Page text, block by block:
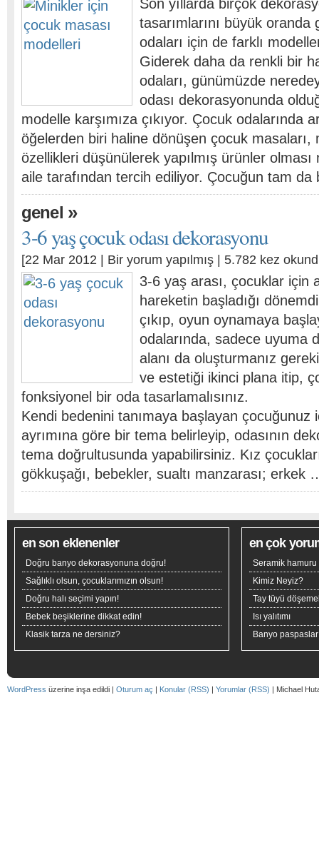
Son yıllarda birçok
tasarımlarını büyük
odaları için de farklı
Giderek daha da renkli bir
odaları, günümüzde
odası dekorasyonunda
modelle karşımıza çıkıyor. Çocuk odalarında
öğelerden biri haline dönüşen çocuk masaları,
özellikleri düşünülerek yapılmış ürünler
aile tarafından tercih ediliyor. Çocuğun tam
genel »
3-6 yaş çocuk odası dekorasyonu
[22 Mar 2012 | Bir yorum yapılmış | 5.782 kez
3-6 yaş arası, çocuklar için
hareketin başladığı
çıkıp, oyun oynamaya
odalarında, sadece uyuma
alanı da oluşturmanız
ve estetiği ikinci plana itip,
fonksiyonel bir oda tasarlamalısınız.
Kendi bedenini tanımaya başlayan çocuğunuz
ayrımına göre bir tema belirleyip, odasının
tema doğrultusunda yapabilirsiniz. Kız
gökkuşağı, bebekler, sualtı manzarası; erkek
en son eklenenler
Doğru banyo dekorasyonuna doğru!
Sağlıklı olsun, çocuklarımızın olsun!
Doğru halı seçimi yapın!
Bebek beşiklerine dikkat edin!
Klasik tarza ne dersiniz?
en çok
Seramik hamuru
Kimiz Neyiz?
Tay tüyü
Isı yalıtımı
Banyo
WordPress üzerine inşa edildi | Oturum aç | Konular (RSS) | Yorumlar (RSS) | Michael